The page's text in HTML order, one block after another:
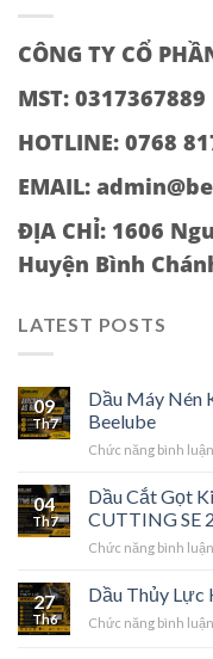
CÔNG TY CỔ
MST: 0317367889
HOTLINE: 0768
EMAIL:
ĐỊA CHỈ: 1606
Huyện Bình
LATEST POSTS
09
Th7
Dầu Máy Nén
Beelube
Chức năng bình
04
Th7
Dầu Cắt Gọt
CUTTING SE
Chức năng bình
27
Th6
Dầu Thủy Lực
Chức năng bình